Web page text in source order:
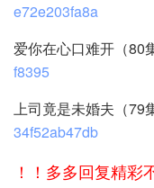
e72e203fa8a
爱你在心口难开（80
f8395
上司竟是未婚夫（79
34f52ab47db
！！多多回复精彩